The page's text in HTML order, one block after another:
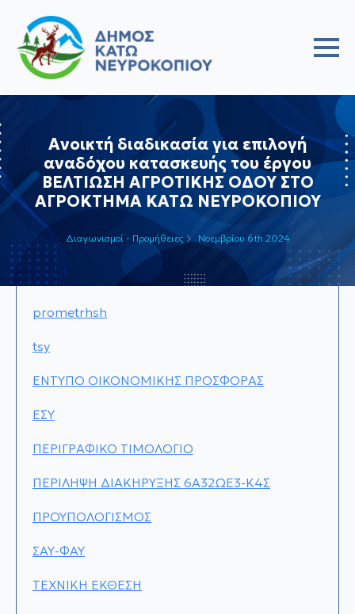
Ανοικτή διαδικασία για επιλογή
αναδόχου κατασκευής του έργου
ΒΕΛΤΙΩΣΗ ΑΓΡΟΤΙΚΗΣ ΟΔΟΥ ΣΤΟ
ΑΓΡΟΚΤΗΜΑ ΚΑΤΩ ΝΕΥΡΟΚΟΠΙΟΥ
Διαγωνισμοί - Προμήθειες Νοεμβρίου 6th 2024
prometrhsh
tsy
ΕΝΤΥΠΟ ΟΙΚΟΝΟΜΙΚΗΣ ΠΡΟΣΦΟΡΑΣ
ΕΣΥ
ΠΕΡΙΓΡΑΦΙΚΟ ΤΙΜΟΛΟΓΙΟ
ΠΕΡΙΛΗΨΗ ΔΙΑΚΗΡΥΞΗΣ 6Α32ΩΕ3-Κ4Σ
ΠΡΟΥΠΟΛΟΓΙΣΜΟΣ
ΣΑΥ-ΦΑΥ
ΤΕΧΝΙΚΗ ΕΚΘΕΣΗ